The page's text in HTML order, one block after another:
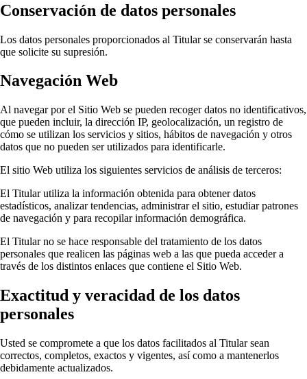
Conservación de datos personales
Los datos personales proporcionados al Titular se conservarán hasta
que solicite su supresión.
Navegación Web
Al navegar por el Sitio Web se pueden recoger datos no identificativos,
que pueden incluir, la dirección IP, geolocalización, un registro de
cómo se utilizan los servicios y sitios, hábitos de navegación y otros
datos que no pueden ser utilizados para identificarle.
El sitio Web utiliza los siguientes servicios de análisis de terceros:
El Titular utiliza la información obtenida para obtener datos
estadísticos, analizar tendencias, administrar el sitio, estudiar patrones
de navegación y para recopilar información demográfica.
El Titular no se hace responsable del tratamiento de los datos
personales que realicen las páginas web a las que pueda acceder a
través de los distintos enlaces que contiene el Sitio Web.
Exactitud y veracidad de los datos
personales
Usted se compromete a que los datos facilitados al Titular sean
correctos, completos, exactos y vigentes, así como a mantenerlos
debidamente actualizados.